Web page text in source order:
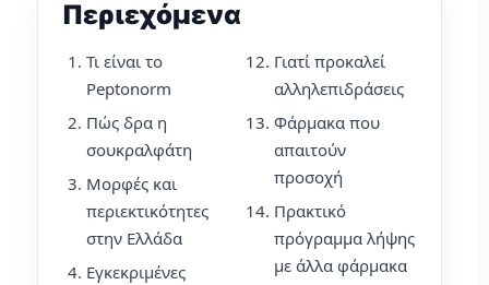
Περιεχόμενα
Τι είναι το
Peptonorm
Πώς δρα η
σουκραλφάτη
Μορφές και
περιεκτικότητες
στην Ελλάδα
Εγκεκριμένες
Γιατί προκαλεί
αλληλεπιδράσεις
Φάρμακα που
απαιτούν
προσοχή
Πρακτικό
πρόγραμμα λήψης
με άλλα φάρμακα